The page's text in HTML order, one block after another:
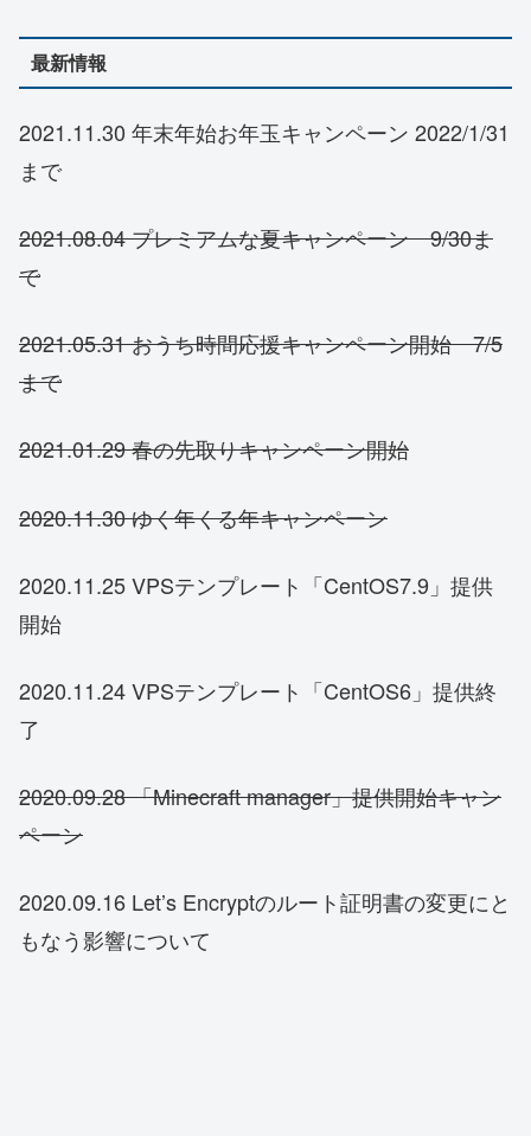
最新情報
2021.11.30 年末年始お年玉キャンペーン 2022/1/31
まで
2021.08.04 プレミアムな夏キャンペーン 9/30ま
で
2021.05.31 おうち時間応援キャンペーン開始 7/5
まで
2021.01.29 春の先取りキャンペーン開始
2020.11.30 ゆく年くる年キャンペーン
2020.11.25 VPSテンプレート「CentOS7.9」提供
開始
2020.11.24 VPSテンプレート「CentOS6」提供終
了
2020.09.28 「Minecraft manager」提供開始キャン
ペーン
2020.09.16 Let’s Encryptのルート証明書の変更にと
もなう影響について